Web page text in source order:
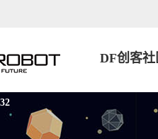
DF创客社